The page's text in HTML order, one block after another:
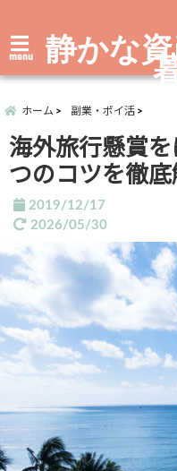
menu 静かな資
ホーム 副業・ポイ活
海外旅行懸賞
つのコツを徹底
2019/12/17
2026/05/30